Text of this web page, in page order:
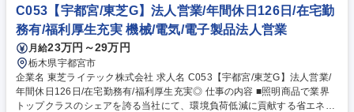
品力があるため、自信を持って提案できます。入社後は丁寧な研修があ
り、異業界出身の先輩も多数活躍中です。 募集職種 【北関東】ルート営
業/外壁材の国内シェアNo.1/東証プライム上場
C053【宇都宮/東芝G】法人営業/年間休日126日/在宅勤
務有/福利厚生充実 機械/電気/電子製品法人営業
月給23万円～29万円
栃木県宇都宮市
企業名 東芝ライテック株式会社 求人名 C053【宇都宮/東芝G】法人営業/
年間休日126日/在宅勤務有/福利厚生充実◎ 仕事の内容 ■照明商品で業界
トップクラスのシェアを誇る当社にて、環境負荷低減に貢献する省エネLE